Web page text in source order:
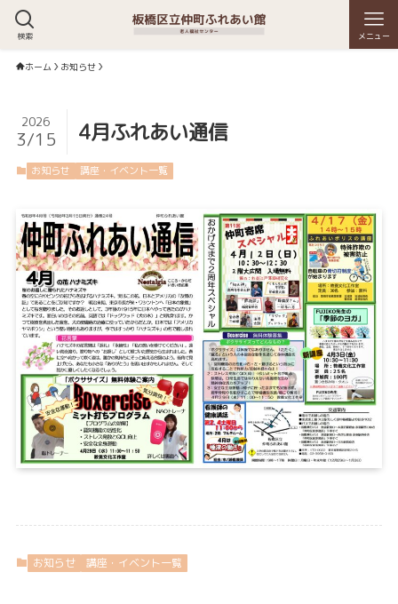
検索 メニュー
ホーム お知らせ
4月ふれあい通信
2026
3/15
お知らせ 講座・イベント一覧
お知らせ 講座・イベント一覧